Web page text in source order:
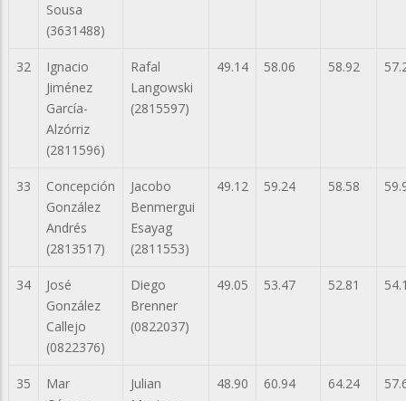
Sousa
(3631488)
32
Ignacio
Jiménez
García-
Alzórriz
(2811596)
Rafal
Langowski
(2815597)
49.14 58.06 58.92
33
Concepción
González
Andrés
(2813517)
Jacobo
Benmergui
Esayag
(2811553)
49.12 59.24 58.58
34
José
González
Callejo
(0822376)
Diego
Brenner
(0822037)
49.05 53.47 52.81
35
Mar
Julian
48.90 60.94 64.24